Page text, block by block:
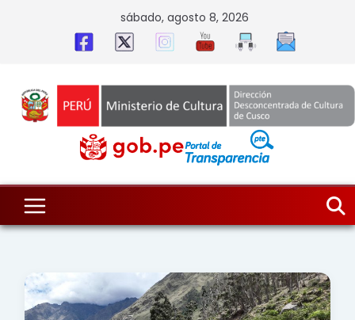
sábado, agosto 8, 2026